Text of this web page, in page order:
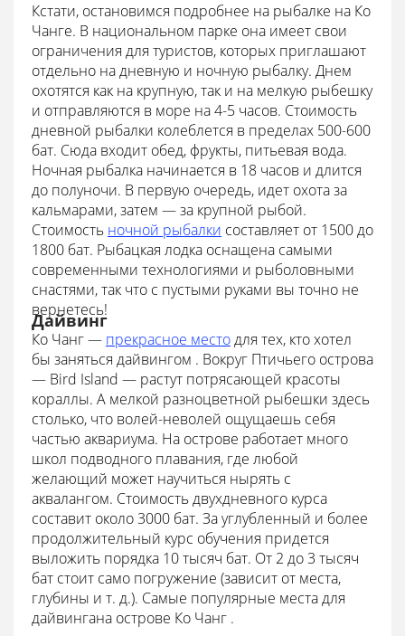
Кстати, остановимся подробнее на рыбалке на Ко
Чанге. В национальном парке она имеет свои
ограничения для туристов, которых приглашают
отдельно на дневную и ночную рыбалку. Днем
охотятся как на крупную, так и на мелкую рыбешку
и отправляются в море на 4-5 часов. Стоимость
дневной рыбалки колеблется в пределах 500-600
бат. Сюда входит обед, фрукты, питьевая вода.
Ночная рыбалка начинается в 18 часов и длится
до полуночи. В первую очередь, идет охота за
кальмарами, затем — за крупной рыбой.
Стоимость ночной рыбалки составляет от 1500 до
1800 бат. Рыбацкая лодка оснащена самыми
современными технологиями и рыболовными
снастями, так что с пустыми руками вы точно не
вернетесь!
Дайвинг
Ко Чанг — прекрасное местодля тех, кто хотел
бы заняться дайвингом . Вокруг Птичьего острова
— Bird Island — растут потрясающей красоты
кораллы. А мелкой разноцветной рыбешки здесь
столько, что волей-неволей ощущаешь себя
частью аквариума. На острове работает много
школ подводного плавания, где любой
желающий может научиться нырять с
аквалангом. Стоимость двухдневного курса
составит около 3000 бат. За углубленный и более
продолжительный курс обучения придется
выложить порядка 10 тысяч бат. От 2 до 3 тысяч
бат стоит само погружение (зависит от места,
глубины и т. д.). Самые популярные места для
дайвингана острове Ко Чанг .